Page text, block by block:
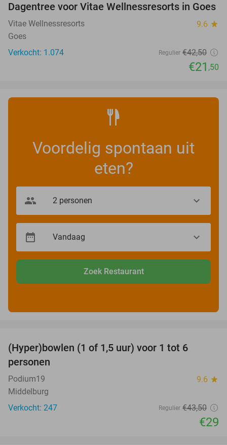
49%
Dagentree voor Vitae Wellnessresorts in Goes
Vitae Wellnessresorts 9.6 star
Goes
Verkocht: 1.074
Regulier €42,50
€21 ,50
Voordelig spontaan uit
eten?
Zoek Restaurant
(Hyper)bowlen (1 of 1,5 uur) voor 1 tot 6
personen
Podium19 9.6 star
Middelburg
Verkocht: 247
Regulier €43,50
€29